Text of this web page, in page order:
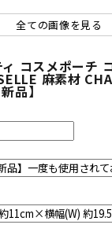
全ての画像を見る
コスメポーチ
麻素材
品】